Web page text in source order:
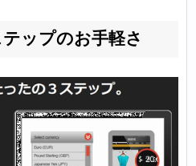
ップのお手軽さ